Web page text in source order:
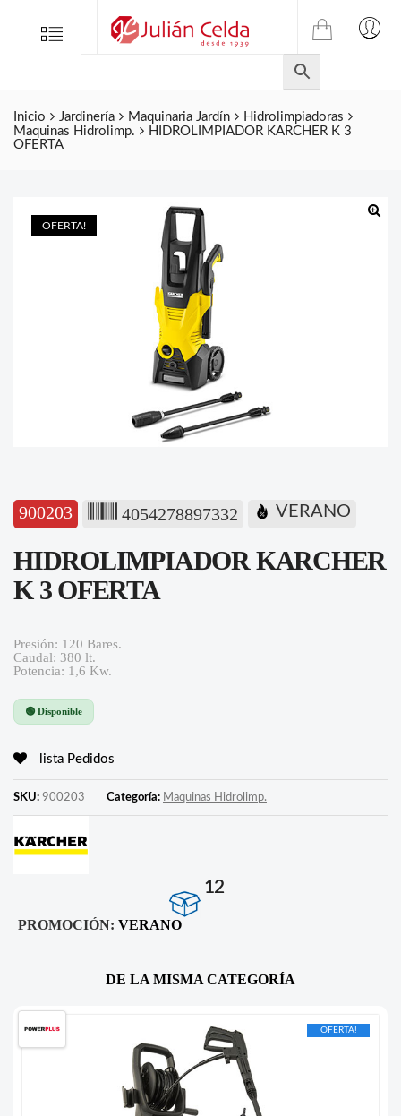
Menu
TIENDA
ONLINE
DE
JULIAN
CELDA
Inicio Jardinería Maquinaria Jardín
Hidrolimpiadoras
Maquinas Hidrolimp.
HIDROLIMPIADOR KARCHER K 3
OFERTA
OFERTA!
900203 4054278897332 VERANO
HIDROLIMPIADOR KARCHER
K 3 OFERTA
Presión: 120 Bares.
Caudal: 380 lt.
Potencia: 1,6 Kw.
🟢 Disponible
lista Pedidos
SKU: 900203 Categoría: Maquinas Hidrolimp.
12
PROMOCIÓN: VERANO
DE LA MISMA CATEGORÍA
OFERTA!
Folletos
Contacto